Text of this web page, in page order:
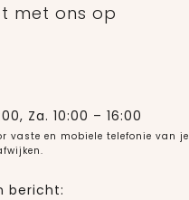
met ons op
Za. 10:00 – 16:00
vaste en mobiele telefonie van je
bericht: